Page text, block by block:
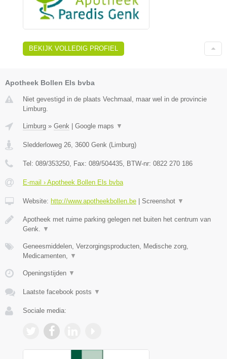
BEKIJK VOLLEDIG PROFIEL
Apotheek Bollen Els bvba
Niet gevestigd in de plaats Vechmaal, maar wel in de provincie
Limburg.
Limburg » Genk Google maps ▼
Sledderloweg 26, 3600 Genk (Limburg)
Tel: 089/353250, Fax: 089/504435, BTW-nr: 0822 270 186
E-mail › Apotheek Bollen Els bvba
Website: http://www.apotheekbollen.be Screenshot ▼
Apotheek met ruime parking gelegen net buiten het centrum van
Genk. ▼
Geneesmiddelen, Verzorgingsproducten, Medische zorg,
Medicamenten, ▼
Openingstijden ▼
Laatste facebook posts ▼
Sociale media: